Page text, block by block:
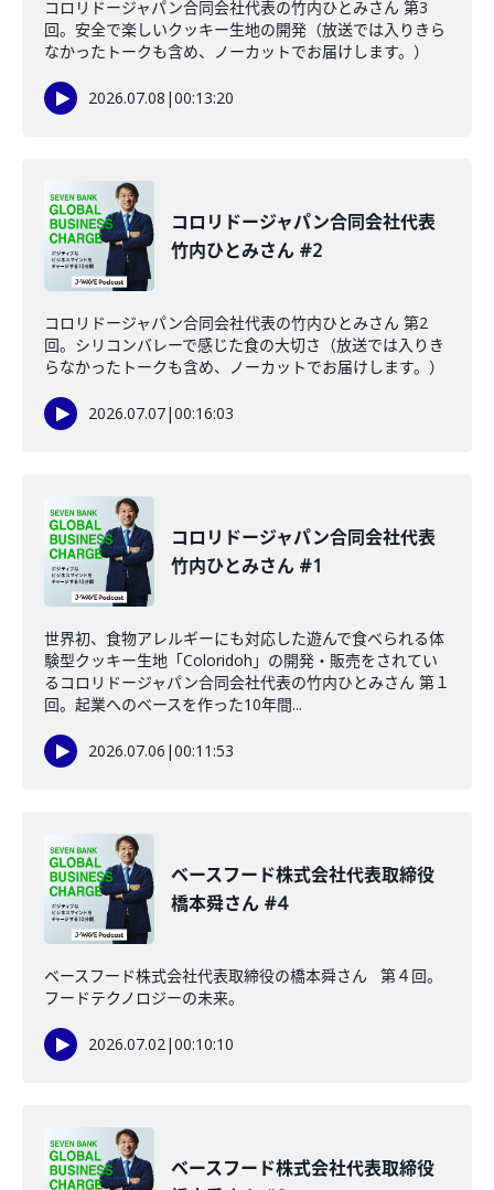
コロリドージャパン合同会社代表の竹内ひとみさん 第3
回。安全で楽しいクッキー生地の開発（放送では入りきら
なかったトークも含め、ノーカットでお届けします。）
2026.07.08 |00:13:20
コロリドージャパン合同会社代表
竹内ひとみさん #2
コロリドージャパン合同会社代表の竹内ひとみさん 第2
回。シリコンバレーで感じた食の大切さ（放送では入りき
らなかったトークも含め、ノーカットでお届けします。）
2026.07.07|00:16:03
コロリドージャパン合同会社代表
竹内ひとみさん #1
世界初、食物アレルギーにも対応した遊んで食べられる体
験型クッキー生地「Coloridoh」の開発・販売をされてい
るコロリドージャパン合同会社代表の竹内ひとみさん 第１
回。起業へのベースを作った10年間...
2026.07.06 |00:11:53
ベースフード株式会社代表取締役
橋本舜さん #4
ベースフード株式会社代表取締役の橋本舜さん 第４回。
フードテクノロジーの未来。
2026.07.02|00:10:10
ベースフード株式会社代表取締役